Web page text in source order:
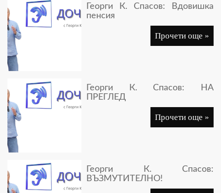
Георги К. Спасов: Вдовишка
пенсия
Прочети още »
Георги К. Спасов: НА
ПРЕГЛЕД
Прочети още »
Георги К. Спасов:
ВЪЗМУТИТЕЛНО!